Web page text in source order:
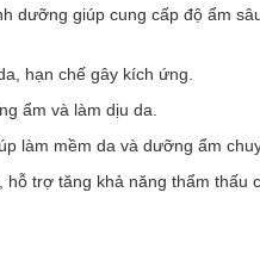
dưỡng giúp cung cấp độ ẩm
hạn chế gây kích ứng.
ẩm và làm dịu da.
làm mềm da và dưỡng ẩm
hỗ trợ tăng khả năng thẩm thấu